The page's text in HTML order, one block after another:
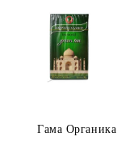
Гама Органика